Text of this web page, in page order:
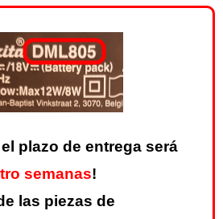
plazo de entrega será
semanas!
las piezas de